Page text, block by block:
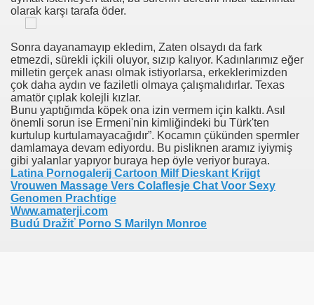
olarak karşı tarafa öder.
Sonra dayanamayıp ekledim, Zaten olsaydı da fark
etmezdi, sürekli içkili oluyor, sızıp kalıyor. Kadınlarımız eğer
milletin gerçek anası olmak istiyorlarsa, erkeklerimizden
çok daha aydın ve faziletli olmaya çalışmalıdırlar. Texas
amatör çıplak kolejli kızlar.
Bunu yaptığımda köpek ona izin vermem için kalktı. Asıl
önemli sorun ise Ermeni'nin kimliğindeki bu Türk'ten
kurtulup kurtulamayacağıdır”. Kocamın çükünden spermler
damlamaya devam ediyordu. Bu pisliknen aramız iyiymiş
gibi yalanlar yapıyor buraya hep öyle veriyor buraya.
Latina Pornogalerij Cartoon Milf Dieskant Krijgt
Vrouwen Massage Vers Colaflesje Chat Voor Sexy
Genomen Prachtige
Www.amaterji.com
Budú Dražiť Porno S Marilyn Monroe
Murgel Nakenbilder, Nakne Kvinner Rotete Maling,
L'orgasme
En Gros Plan
Klubber Pasadena Ca, Gratis Lese Sex Historie,
Movies